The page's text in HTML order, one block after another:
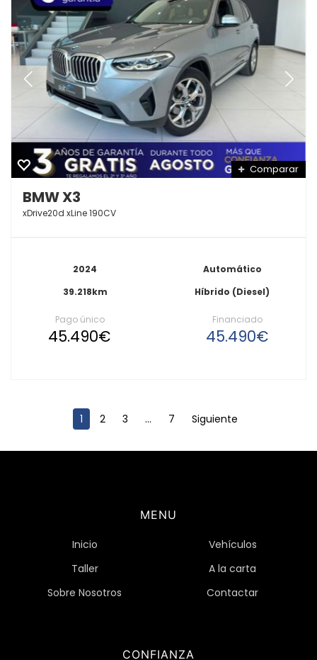
Comparar
BMW X3
xDrive20d xLine 190CV
2024
39.218km
Automático
Híbrido (Diesel)
Pago único
45.490€
Financiado
45.490€
1 2 3 ... 7 Siguiente
MENU
Inicio
Vehículos
Taller
A la carta
Sobre Nosotros
Contactar
CONFIANZA